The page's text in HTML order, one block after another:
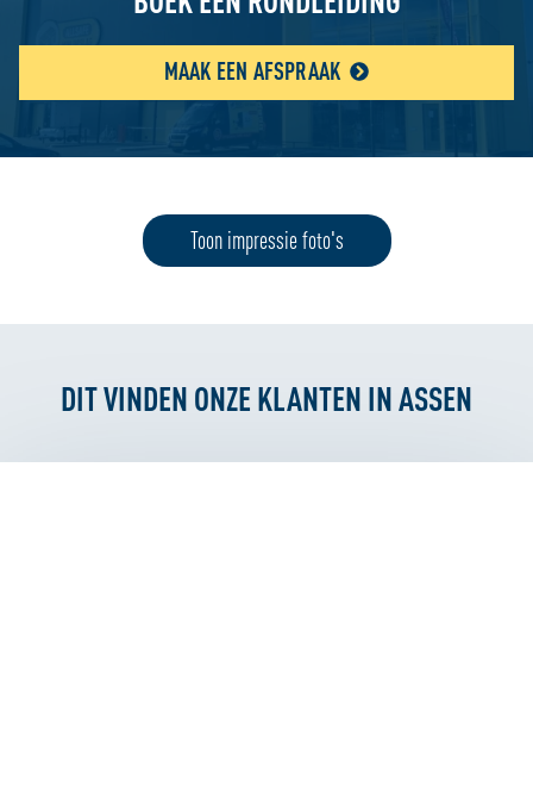
MAAK EEN AFSPRAAK
Toon impressie foto's
DIT VINDEN ONZE KLANTEN IN ASSEN